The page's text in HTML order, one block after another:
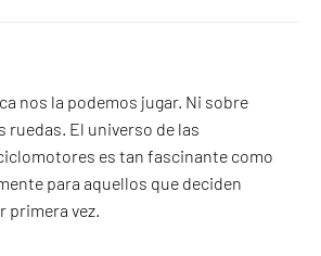
nos la podemos jugar. Ni sobre
ruedas. El universo de las
es tan fascinante como
para aquellos que deciden
primera vez.